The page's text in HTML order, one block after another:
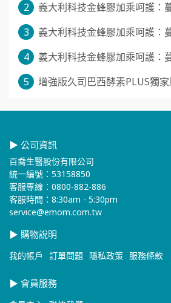
2
義大利科技金蜂膠加乘呵護
3
義大利科技金蜂膠加乘呵護
4
義大利科技金蜂膠加乘呵護
5
增強版久司巴西酵素PLUS獨
▶ 公司資訊
百喬生醫股份有限公司
統一編號：53158850
客服專線：0800-882-886
客服時間：8:30am - 5:30pm
service@emom.com.tw
▶ 購物說明
我的帳戶 訂單問題 隱私政策 服務條款
▶ 會員服務